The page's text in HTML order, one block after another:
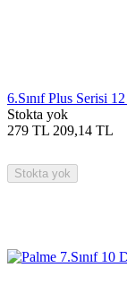
6.Sınıf Plus Serisi
Stokta yok
279 TL 209,14 TL
Stokta yok